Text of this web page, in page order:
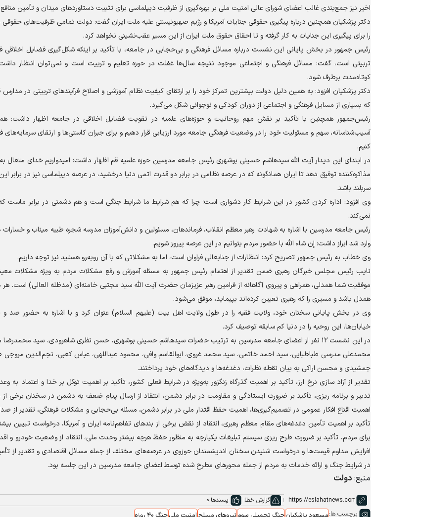
اخیر نیز جمع‌بندی غالب اعضای شورای عالی امنیت ملی بر بهره‌گیری از ظرفیت دیپلماسی برای تثبیت دستاورد‌های میدان و تأمین
دکتر پزشکیان همچنین درباره پیگیری حقوقی جنایات آمریکا و رژیم صهیونیستی علیه ملت ایران گفت: دولت تمامی ظرفیت‌های حقوقی
را برای پیگیری این جنایات به کار گرفته و تا احقاق حقوق ملت ایران از این مسیر عقب‌نشینی نخواهد کرد.
رئیس جمهور در بخش پایانی این نشست درباره مسائل فرهنگی و بی‌حجابی در جامعه، با تأکید بر اینکه شکل‌گیری فضایل اخلاقی
تربیتی است، گفت: مسائل فرهنگی و اجتماعی موجود نتیجه سال‌ها غفلت در حوزه تعلیم و تربیت است و نمی‌توان انتظار
کوتاه‌مدت برطرف شود.
دکتر پزشکیان افزود: به همین دلیل دولت بیشترین تمرکز خود را بر ارتقای کیفیت نظام آموزشی و اصلاح فرآیند‌های تربیتی در مدارس
که بسیاری از مسایل فرهنگی و اجتماعی از دوران کودکی و نوجوانی شکل می‌گیرد.
رئیس‌جمهور همچنین با تأکید بر نقش مهم روحانیت و حوزه‌های علمیه در تقویت فضایل اخلاقی در جامعه اظهار داشت: همه
آسیب‌شناسانه، سهم و مسئولیت خود را در وضعیت فرهنگی جامعه مورد ارزیابی قرار دهیم و برای جبران کاستی‌ها و ارتقای
کنیم.
در ابتدای این دیدار آیت الله سیدهاشم حسینی بوشهری رئیس جامعه مدرسین حوزه علمیه قم اظهار داشت: امیدواریم خدای متعال
مذاکره‌کننده توفیق دهد تا ایران همانگونه که در عرصه نظامی در برابر دو قدرت اتمی دنیا درخشید، در عرصه دیپلماسی نیز در
سربلند باشد.
وی افزود: اداره کردن کشور در این شرایط کار دشواری است؛ چرا که هم شرایط ما شرایط جنگی است و هم دشمنی در برابر
نمی‌کند.
رئیس جامعه مدرسین با اشاره به شهادت رهبر معظم انقلاب، فرماندهان، مسئولین و دانش‌آموزان مدرسه شجره طیبه میناب و
وارد شد ابراز داشت: إن شاء الله با حضور مردم بتوانیم در این عرصه پیروز شویم.
وی خطاب به رئیس جمهور تصریح کرد: انتظارات از جنابعالی فراوان است، اما به مشکلاتی که با آن رو‌به‌رو هستید نیز توجه داریم.
نایب رئیس مجلس خبرگان رهبری ضمن تقدیر از اهتمام رئیس جمهور به مسئله آموزش و رفع مشکلات مردم به ویژه مشکلات
موفقیت شما همدلی، همراهی و پیروی آگاهانه از فرامین رهبر عزیزمان حضرت آیت الله سید مجتبی خامنه‌ای (مدظله العالی) است. هر
همدل باشد و مسیری را که رهبری تعیین کرده‌اند بپیماید، موفق می‌شود.
وی در بخش پایانی سخنان خود، ولایت فقیه را در طول ولایت اهل بیت (علیهم السلام) عنوان کرد و با اشاره به حضور صد و
خیابان‌ها، این روحیه را در دنیا کم سابقه توصیف کرد.
در این نشست ۱۲ نفر از اعضای جامعه مدرسین به ترتیب حضرات سید‌هاشم حسینی بوشهری، حسن نظری شاهرودی، سید
محمدعلی مدرسی طباطبایی، سید احمد خاتمی، سید محمد غروی، ابوالقاسم وافی، محمود عبداللهی، عباس کعبی، نجم‌الدین
جمشیدی و محسن اراکی به بیان نقطه نظرات، دغدغه‌ها و دیدگاه‌های خود پرداختند.
تقدیر از آزاد سازی نرخ ارز، تأکید بر اهمیت گذرگاه زنگزور به‌ویژه در شرایط فعلی کشور، تأکید بر اهمیت توکل بر خدا و اعتماد به
تدبیر و برنامه ریزی، تأکید بر ضرورت ایستادگی و مقاومت در برابر دشمن، انتقاد از ارسال پیام ضعف به دشمن در سخنان برخی از
اهمیت اقناع افکار عمومی در تصمیم‌گیری‌ها، اهمیت حفظ اقتدار ملی در برابر دشمن، مسئله بی‌حجابی و مشکلات فرهنگی، تقدیر از
تأکید بر اهمیت تأمین دغدغه‌های مقام معظم رهبری، انتقاد از نقض برخی از بند‌های تفاهم‌نامه ایران و آمریکا، درخواست تبیین
برای مردم، تأکید بر ضرورت طرح ریزی سیستم تبلیغات یکپارچه به منظور حفظ هرچه بیشتر وحدت ملی، انتقاد از وضعیت خودرو و
افزایش مداوم قیمت‌ها و درخواست شنیدن سخنان اندیشمندان حوزوی در عرصه‌های مختلف از جمله مسائل اقتصادی و تقدیر از
در شرایط جنگ و ارائه خدمات به مردم از جمله محور‌های مطرح شده توسط اعضای جامعه مدرسین در این جلسه بود.
منبع: دولت
گزارش خطا پسندها:0
برچسب ها: